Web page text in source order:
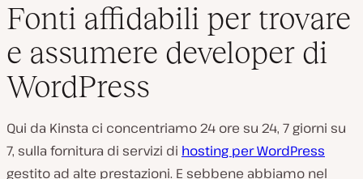
Fonti affidabili per trovare
e assumere developer di
WordPress
Qui da Kinsta ci concentriamo 24 ore su 24, 7 giorni su
7, sulla fornitura di servizi di hosting per WordPress
gestito ad alte prestazioni. E sebbene abbiamo nel